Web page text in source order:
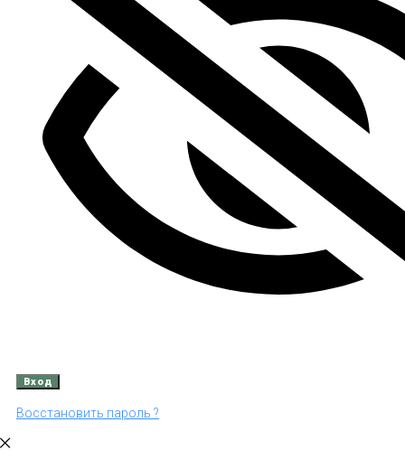
Восстановить пароль ?